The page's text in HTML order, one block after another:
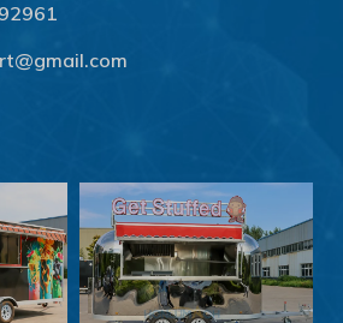
Maori
Eesti
Български
Slovenčina